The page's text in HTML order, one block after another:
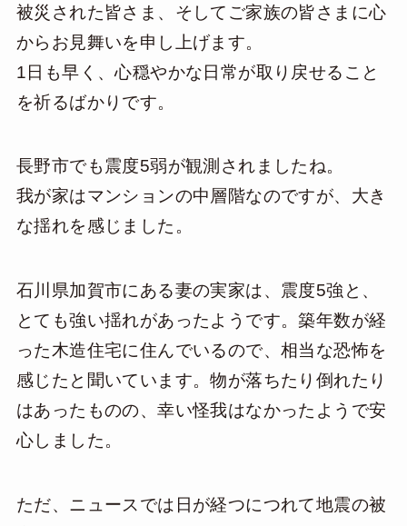
被災された皆さま、そしてご家族の皆さまに心
からお見舞いを申し上げます。
1日も早く、心穏やかな日常が取り戻せること
を祈るばかりです。
長野市でも震度5弱が観測されましたね。
我が家はマンションの中層階なのですが、大き
な揺れを感じました。
石川県加賀市にある妻の実家は、震度5強と、
とても強い揺れがあったようです。築年数が経
った木造住宅に住んでいるので、相当な恐怖を
感じたと聞いています。物が落ちたり倒れたり
はあったものの、幸い怪我はなかったようで安
心しました。
ただ、ニュースでは日が経つにつれて地震の被